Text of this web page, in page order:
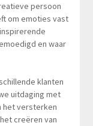
persoon
om emoties vast
en waar
klanten
uitdaging met
het versterken
creëren van